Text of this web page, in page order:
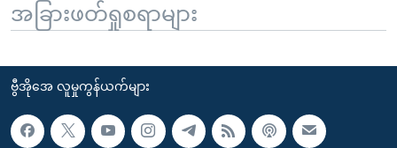
အခြားဖတ်ရှုစရာများ
ဗွီအိုအေ လူမှုကွန်ယက်များ